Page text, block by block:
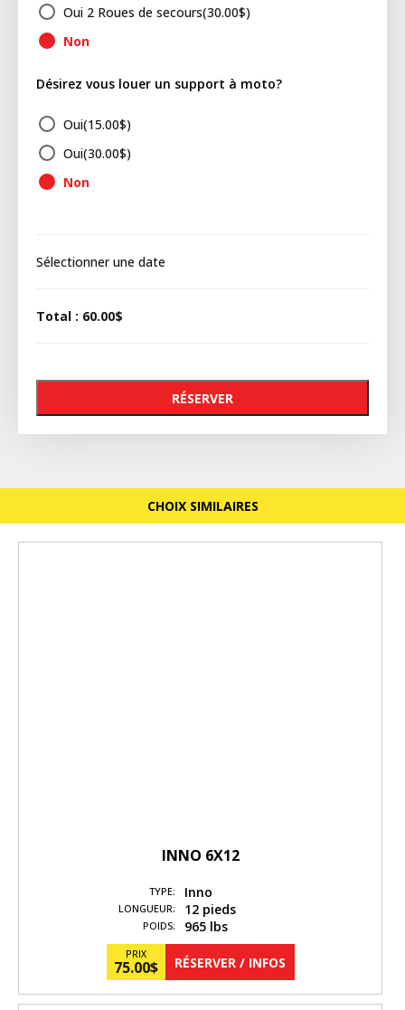
Oui 2 Roues de secours(30.00$)
Non
Désirez vous louer un support à moto?
Oui(15.00$)
Oui(30.00$)
Non
Sélectionner une date
Total : 60.00$
RÉSERVER
CHOIX SIMILAIRES
INNO 6X12
TYPE: Inno
LONGUEUR: 12 pieds
POIDS: 965 lbs
PRIX
75.00$ RÉSERVER / INFOS